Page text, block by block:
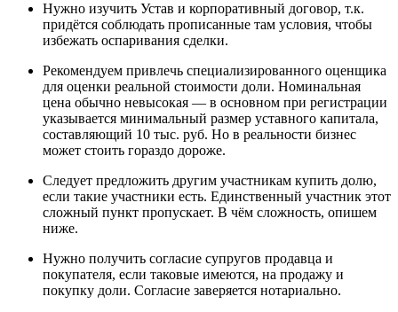
Нужно изучить Устав и корпоративный договор, т.к.
придётся соблюдать прописанные там условия, чтобы
избежать оспаривания сделки.
Рекомендуем привлечь специализированного оценщика
для оценки реальной стоимости доли. Номинальная
цена обычно невысокая — в основном при регистрации
указывается минимальный размер уставного капитала,
составляющий 10 тыс. руб. Но в реальности бизнес
может стоить гораздо дороже.
Следует предложить другим участникам купить долю,
если такие участники есть. Единственный участник этот
сложный пункт пропускает. В чём сложность, опишем
ниже.
Нужно получить согласие супругов продавца и
покупателя, если таковые имеются, на продажу и
покупку доли. Согласие заверяется нотариально.